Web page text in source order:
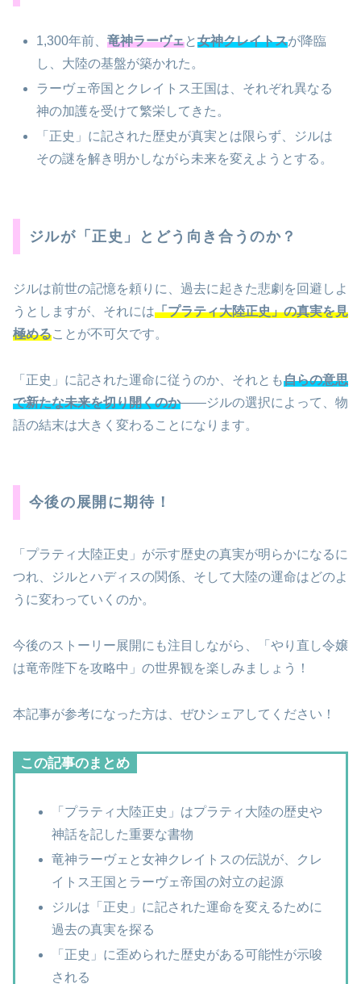
1,300年前、竜神ラーヴェと女神クレイトスが降臨
し、大陸の基盤が築かれた。
ラーヴェ帝国とクレイトス王国は、それぞれ異なる
神の加護を受けて繁栄してきた。
「正史」に記された歴史が真実とは限らず、ジルは
その謎を解き明かしながら未来を変えようとする。
ジルが「正史」とどう向き合うのか？
ジルは前世の記憶を頼りに、過去に起きた悲劇を回避しよ
うとしますが、それには「プラティ大陸正史」の真実を見
極めることが不可欠です。
「正史」に記された運命に従うのか、それとも自らの意思
で新たな未来を切り開くのか——ジルの選択によって、物
語の結末は大きく変わることになります。
今後の展開に期待！
「プラティ大陸正史」が示す歴史の真実が明らかになるに
つれ、ジルとハディスの関係、そして大陸の運命はどのよ
うに変わっていくのか。
今後のストーリー展開にも注目しながら、「やり直し令嬢
は竜帝陛下を攻略中」の世界観を楽しみましょう！
本記事が参考になった方は、ぜひシェアしてください！
この記事のまとめ
「プラティ大陸正史」はプラティ大陸の歴史や
神話を記した重要な書物
竜神ラーヴェと女神クレイトスの伝説が、クレ
イトス王国とラーヴェ帝国の対立の起源
ジルは「正史」に記された運命を変えるために
過去の真実を探る
「正史」に歪められた歴史がある可能性が示唆
される